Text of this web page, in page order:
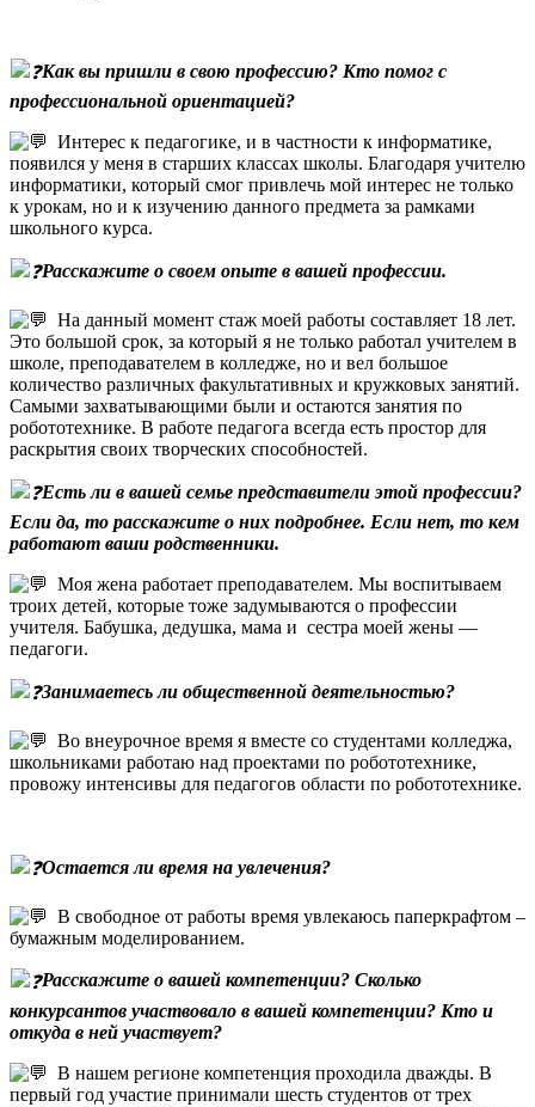
Как вы пришли в свою профессию? Кто помог с
профессиональной ориентацией?
Интерес к педагогике, и в частности к информатике,
появился у меня в старших классах школы. Благодаря учителю
информатики, который смог привлечь мой интерес не только
к урокам, но и к изучению данного предмета за рамками
школьного курса.
Расскажите о своем опыте в вашей профессии.
На данный момент стаж моей работы составляет 18 лет.
Это большой срок, за который я не только работал учителем в
школе, преподавателем в колледже, но и вел большое
количество различных факультативных и кружковых занятий.
Самыми захватывающими были и остаются занятия по
робототехнике. В работе педагога всегда есть простор для
раскрытия своих творческих способностей.
Есть ли в вашей семье представители этой профессии?
Если да, то расскажите о них подробнее. Если нет, то кем
работают ваши родственники.
Моя жена работает преподавателем. Мы воспитываем
троих детей, которые тоже задумываются о профессии
учителя. Бабушка, дедушка, мама и сестра моей жены —
педагоги.
Занимаетесь ли общественной деятельностью?
Во внеурочное время я вместе со студентами колледжа,
школьниками работаю над проектами по робототехнике,
провожу интенсивы для педагогов области по робототехнике.
Остаетсяли время на увлечения?
В свободное от работы время увлекаюсь паперкрафтом –
бумажным моделированием.
Расскажите о вашей компетенции? Сколько
конкурсантов участвовало в вашей компетенции? Кто и
откуда в ней участвует?
В нашем регионе компетенция проходила дважды. В
первый год участие принимали шесть студентов от трех